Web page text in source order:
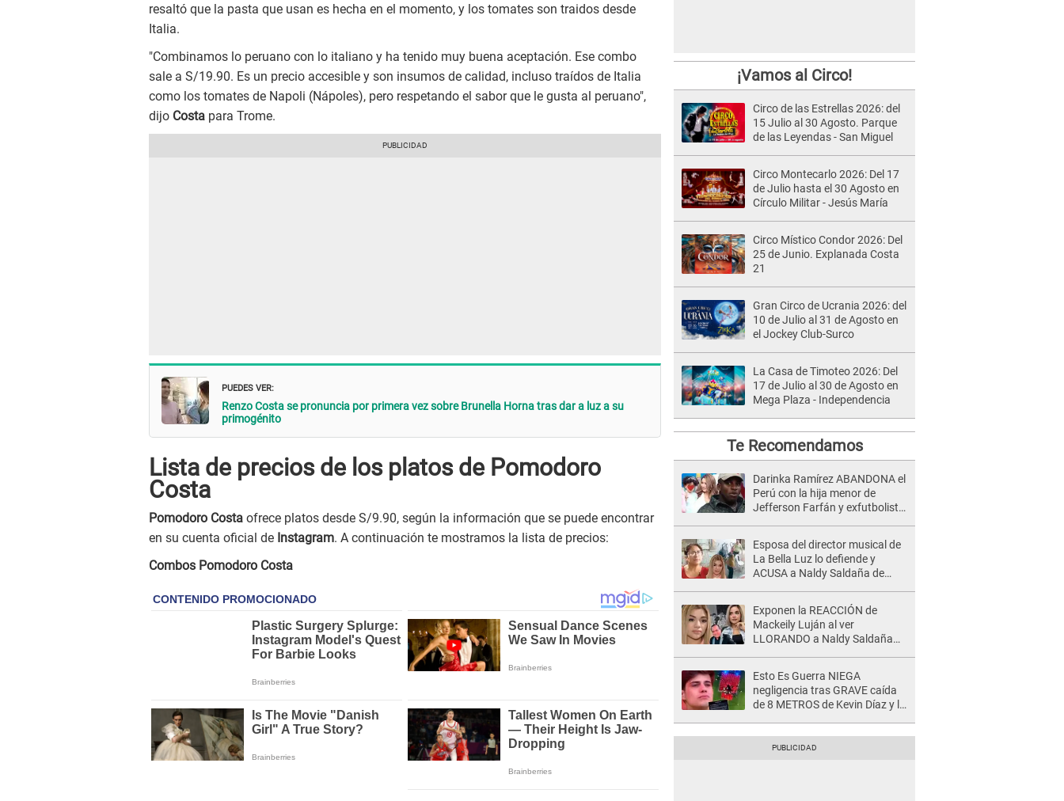
resaltó que la pasta que usan es hecha en el momento, y los tomates son traidos desde
Italia.
"Combinamos lo peruano con lo italiano y ha tenido muy buena aceptación. Ese combo
sale a S/19.90. Es un precio accesible y son insumos de calidad, incluso traídos de Italia
como los tomates de Napoli (Nápoles), pero respetando el sabor que le gusta al peruano",
dijo Costa para Trome.
PUEDES VER:
Renzo Costa se pronuncia por primera vez sobre Brunella Horna tras dar a luz a su
primogénito
Lista de precios de los platos de Pomodoro
Costa
Pomodoro Costa ofrece platos desde S/9.90, según la información que se puede encontrar
en su cuenta oficial de Instagram. A continuación te mostramos la lista de precios:
Combos Pomodoro Costa
¡Vamos al Circo!
Circo de las Estrellas 2026: del
15 Julio al 30 Agosto. Parque
de las Leyendas - San Miguel
Circo Montecarlo 2026: Del 17
de Julio hasta el 30 Agosto en
Círculo Militar - Jesús María
Circo Místico Condor 2026: Del
25 de Junio. Explanada Costa
21
Gran Circo de Ucrania 2026: del
10 de Julio al 31 de Agosto en
el Jockey Club-Surco
La Casa de Timoteo 2026: Del
17 de Julio al 30 de Agosto en
Mega Plaza - Independencia
Te Recomendamos
Darinka Ramírez ABANDONA el
Perú con la hija menor de
Jefferson Farfán y exfutbolista
Esposa del director musical de
La Bella Luz lo defiende y
ACUSA a Naldy Saldaña de
Exponen la REACCIÓN de
Mackeily Luján al ver
LLORANDO a Naldy Saldaña
Esto Es Guerra NIEGA
negligencia tras GRAVE caída
de 8 METROS de Kevin Díaz y lo